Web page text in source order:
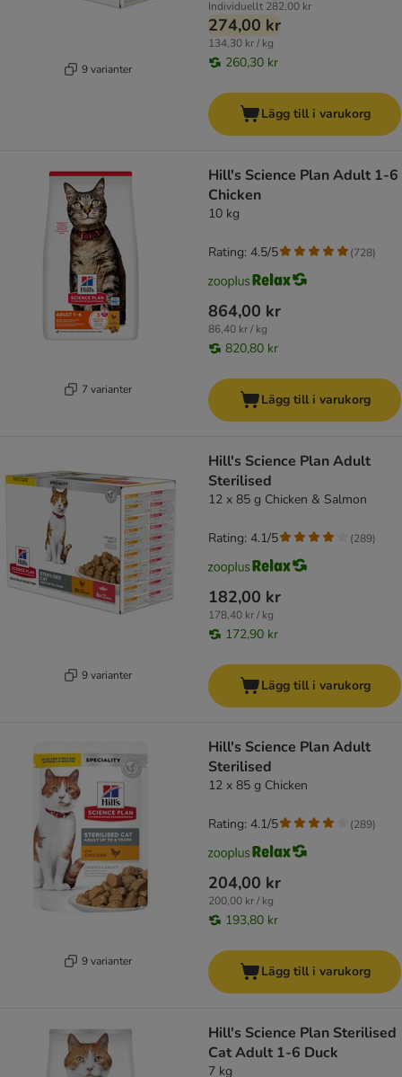
9 varianter
Individuellt 282,00 kr
274,00 kr
134,30 kr / kg
260,30 kr
Lägg till i varukorg
7 varianter
Hill's Science Plan Adult 1-6
Chicken
10 kg
864,00 kr
86,40 kr / kg
820,80 kr
Rating: 4.5/5 (728)
Lägg till i varukorg
9 varianter
Hill's Science Plan Adult
Sterilised
12 x 85 g Chicken & Salmon
182,00 kr
178,40 kr / kg
172,90 kr
Rating: 4.1/5 (289)
Lägg till i varukorg
9 varianter
Hill's Science Plan Adult
Sterilised
12 x 85 g Chicken
204,00 kr
200,00 kr / kg
193,80 kr
Rating: 4.1/5 (289)
Lägg till i varukorg
Hill's Science Plan Sterilised
Cat Adult 1-6 Duck
7 kg